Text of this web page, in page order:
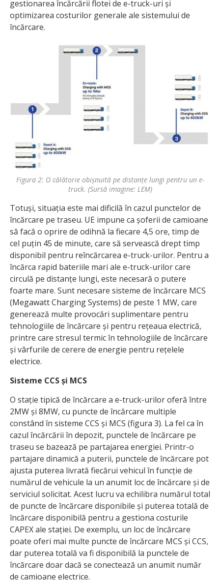
gestionarea încărcării flotei de e-truck-uri și
optimizarea costurilor generale ale sistemului de
încărcare.
Figura 2: O călătorie obișnuită pe distanțe lungi pentru un e-
truck. (Sursă imagine: LEM)
Totuși, situația este mai dificilă în cazul punctelor de
încărcare pe traseu. UE impune ca șoferii de camioane
să facă o oprire de odihnă la fiecare 4,5 ore, timp de
cel puțin 45 de minute, care să servească drept timp
disponibil pentru reîncărcarea e-truck-urilor. Pentru a
încărca rapid bateriile mari ale e-truck-urilor care
circulă pe distanțe lungi, este necesară o putere
foarte mare. Sunt necesare sisteme de încărcare MCS
(Megawatt Charging Systems) de peste 1 MW, care
generează multe provocări suplimentare pentru
tehnologiile de încărcare și pentru rețeaua electrică,
printre care stresul termic în tehnologiile de încărcare
și vârfurile de cerere de energie pentru rețelele
electrice.
Sisteme CCS și MCS
O stație tipică de încărcare a e-truck-urilor oferă între
2MW și 8MW, cu puncte de încărcare multiple
constând în sisteme CCS și MCS (figura 3). La fel ca în
cazul încărcării în depozit, punctele de încărcare pe
traseu se bazează pe partajarea energiei. Printr-o
partajare dinamică a puterii, punctele de încărcare pot
ajusta puterea livrată fiecărui vehicul în funcție de
numărul de vehicule la un anumit loc de încărcare și de
serviciul solicitat. Acest lucru va echilibra numărul total
de puncte de încărcare disponibile și puterea totală de
încărcare disponibilă pentru a gestiona costurile
CAPEX ale stației. De exemplu, un loc de încărcare
poate oferi mai multe puncte de încărcare MCS și CCS,
dar puterea totală va fi disponibilă la punctele de
încărcare doar dacă se conectează un anumit număr
de camioane electrice.